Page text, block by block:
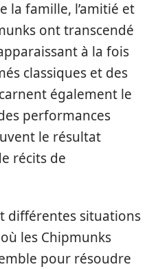
la famille, l’amitié et
ont transcendé
à la fois
classiques et des
également le
performances
le résultat
récits de
différentes situations
les Chipmunks
pour résoudre